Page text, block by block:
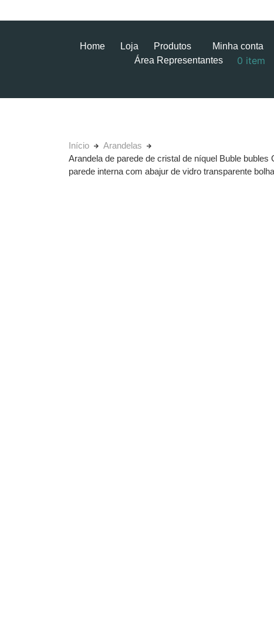
Home Loja Produtos Minha conta
Área Representantes
0 item
Início
Arandelas
Arandela de parede de cristal de níquel Buble bubles
parede interna com abajur de vidro transparente bolha